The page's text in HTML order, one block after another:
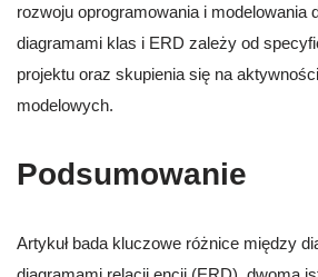
rozwoju oprogramowania i modelowania
diagramami klas i ERD zależy od
projektu oraz skupienia się na
modelowych.
Podsumowanie
Artykuł bada kluczowe różnice między